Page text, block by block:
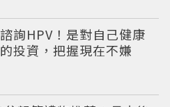
詢HPV！是對自己健康
投資，把握現在不嫌